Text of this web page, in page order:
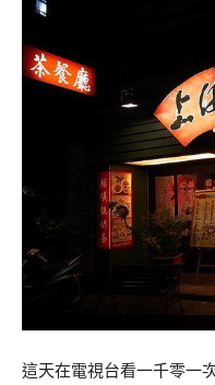
這天在電視台看一千零一